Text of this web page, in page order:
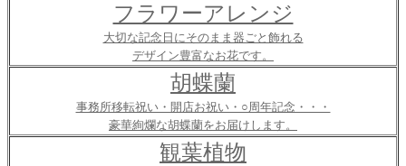
フラワーアレンジ
大切な記念日にそのまま器ごと飾れる
デザイン豊富なお花です。
胡蝶蘭
事務所移転祝い・開店お祝い・○周年記念・・・
豪華絢爛な胡蝶蘭をお届けします。
観葉植物